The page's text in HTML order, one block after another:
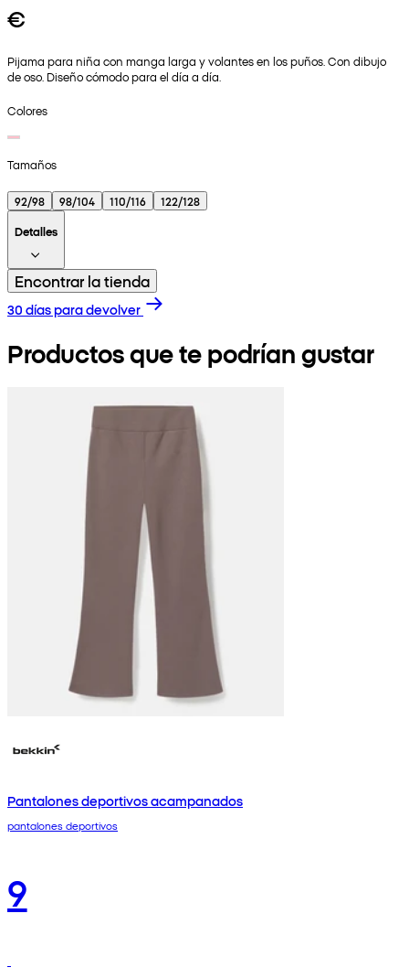
€
Pijama para niña con manga larga y volantes en los puños. Con dibujo
de oso. Diseño cómodo para el día a día.
Colores
Tamaños
92/98 98/104 110/116
122/128
Detalles
Encontrar la tienda
30 días para devolver
Productos que te podrían gustar
Pantalones deportivos acampanados
pantalones deportivos
9